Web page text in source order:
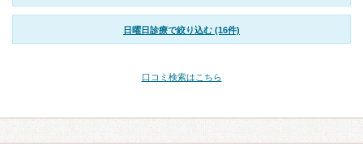
日曜日診療で絞り込む (16件)
口コミ検索はこちら